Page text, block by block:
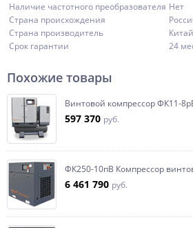
Наличие частотного преобразователя Нет
Страна происхождения
Страна производитель
Китай
Срок гарантии
24
Похожие товары
Винтовой компрессор ФК11-
597 370 руб.
ФК250-10пВ Компрессор
6 461 790 руб.